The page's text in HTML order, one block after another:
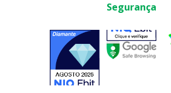
Segurança